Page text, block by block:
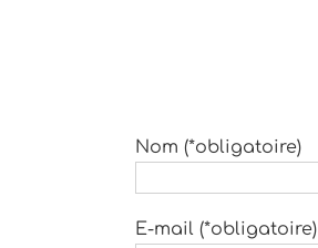
Nom (*obligatoire)
E-mail (*obligatoire)